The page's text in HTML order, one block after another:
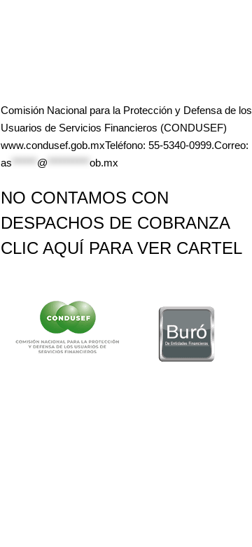
Comisión Nacional para la Protección y Defensa de los
Usuarios de Servicios Financieros (CONDUSEF)
www.condusef.gob.mxTeléfono: 55-5340-0999.Correo:
as
@ ob.mx
NO CONTAMOS CON
DESPACHOS DE COBRANZA
CLIC AQUÍ PARA VER CARTEL